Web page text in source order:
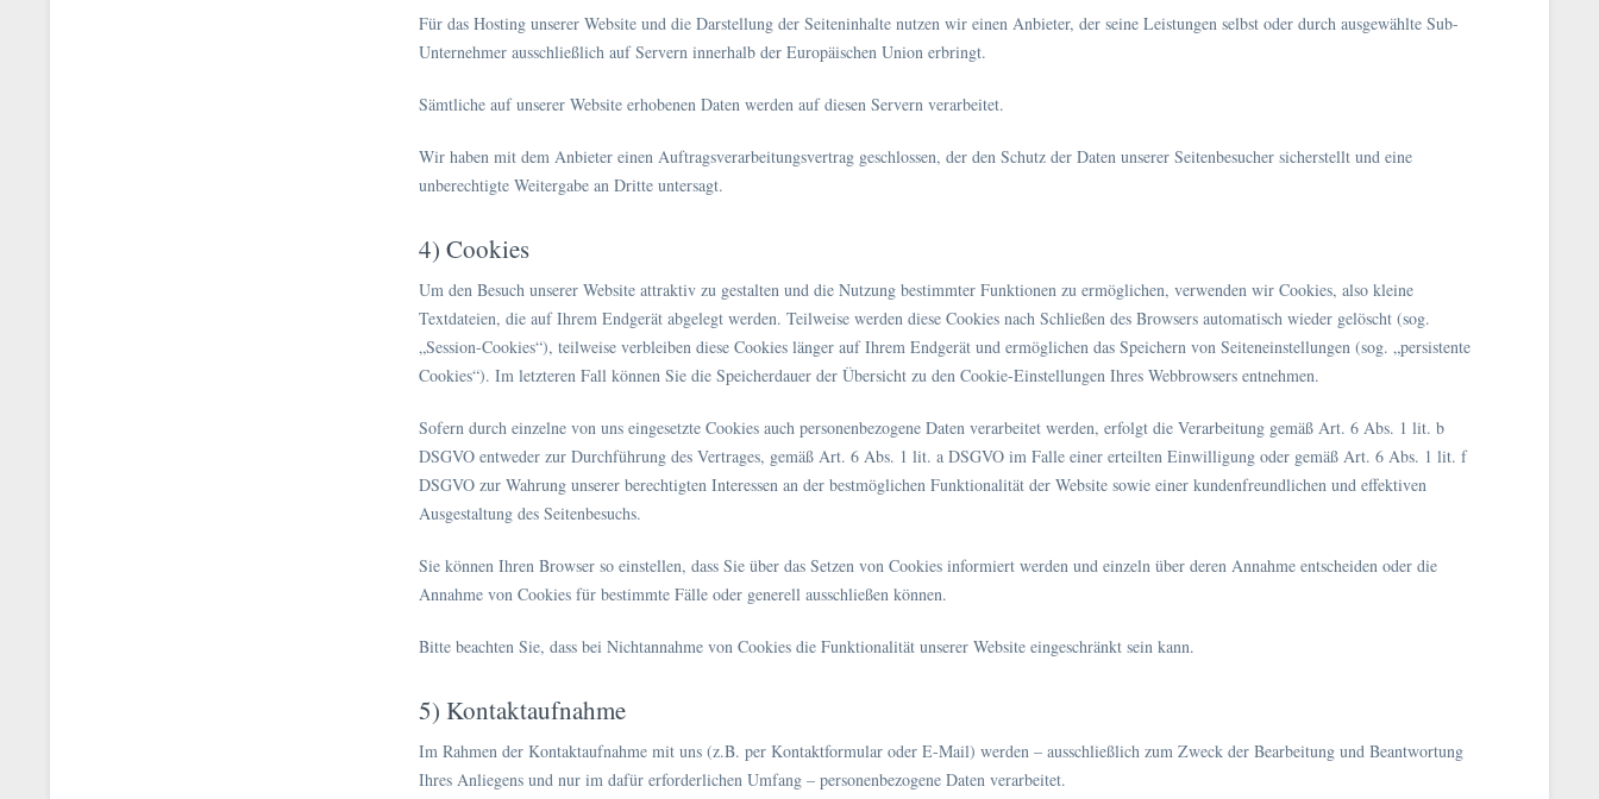
Für das Hosting unserer Website und die Darstellung der Seiteninhalte nutzen wir einen Anbieter, der seine Leistungen selbst oder durch ausgewählte Sub-
Unternehmer ausschließlich auf Servern innerhalb der Europäischen Union erbringt.
Sämtliche auf unserer Website erhobenen Daten werden auf diesen Servern verarbeitet.
Wir haben mit dem Anbieter einen Auftragsverarbeitungsvertrag geschlossen, der den Schutz der Daten unserer Seitenbesucher sicherstellt und eine
unberechtigte Weitergabe an Dritte untersagt.
4) Cookies
Um den Besuch unserer Website attraktiv zu gestalten und die Nutzung bestimmter Funktionen zu ermöglichen, verwenden wir Cookies, also kleine
Textdateien, die auf Ihrem Endgerät abgelegt werden. Teilweise werden diese Cookies nach Schließen des Browsers automatisch wieder gelöscht (sog.
„Session-Cookies“), teilweise verbleiben diese Cookies länger auf Ihrem Endgerät und ermöglichen das Speichern von Seiteneinstellungen (sog. „persistente
Cookies“). Im letzteren Fall können Sie die Speicherdauer der Übersicht zu den Cookie-Einstellungen Ihres Webbrowsers entnehmen.
Sofern durch einzelne von uns eingesetzte Cookies auch personenbezogene Daten verarbeitet werden, erfolgt die Verarbeitung gemäß Art. 6 Abs. 1 lit. b
DSGVO entweder zur Durchführung des Vertrages, gemäß Art. 6 Abs. 1 lit. a DSGVO im Falle einer erteilten Einwilligung oder gemäß Art. 6 Abs. 1 lit. f
DSGVO zur Wahrung unserer berechtigten Interessen an der bestmöglichen Funktionalität der Website sowie einer kundenfreundlichen und effektiven
Ausgestaltung des Seitenbesuchs.
Sie können Ihren Browser so einstellen, dass Sie über das Setzen von Cookies informiert werden und einzeln über deren Annahme entscheiden oder die
Annahme von Cookies für bestimmte Fälle oder generell ausschließen können.
Bitte beachten Sie, dass bei Nichtannahme von Cookies die Funktionalität unserer Website eingeschränkt sein kann.
5) Kontaktaufnahme
Im Rahmen der Kontaktaufnahme mit uns (z.B. per Kontaktformular oder E-Mail) werden – ausschließlich zum Zweck der Bearbeitung und Beantwortung
Ihres Anliegens und nur im dafür erforderlichen Umfang – personenbezogene Daten verarbeitet.